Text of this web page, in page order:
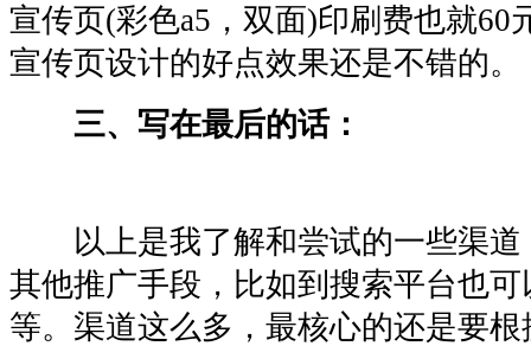
宣传页(彩色a5，双面)印刷费也就60
宣传页设计的好点效果还是不错的。
三、写在最后的话：
以上是我了解和尝试的一些渠道
其他推广手段，比如到搜索平台也
等。渠道这么多，最核心的还是要